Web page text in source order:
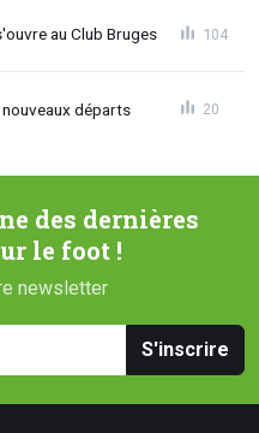
au Club Bruges 104
départs 20
des dernières
le foot !
newsletter
S'inscrire